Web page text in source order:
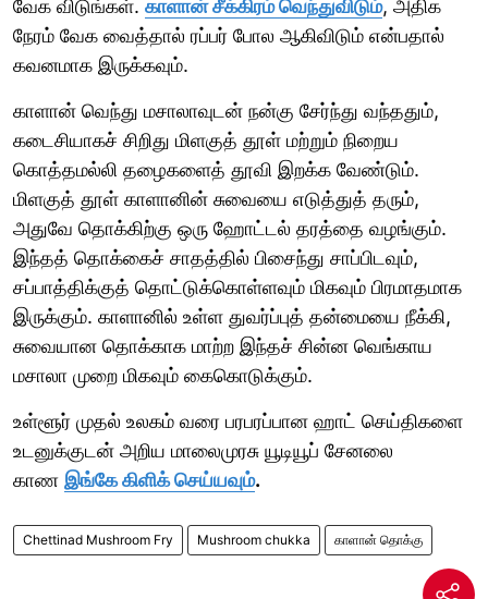
வேக விடுங்கள். காளான் சீக்கிரம் வெந்துவிடும், அதிக
நேரம் வேக வைத்தால் ரப்பர் போல ஆகிவிடும் என்பதால்
கவனமாக இருக்கவும்.
காளான் வெந்து மசாலாவுடன் நன்கு சேர்ந்து வந்ததும்,
கடைசியாகச் சிறிது மிளகுத் தூள் மற்றும் நிறைய
கொத்தமல்லி தழைகளைத் தூவி இறக்க வேண்டும்.
மிளகுத் தூள் காளானின் சுவையை எடுத்துத் தரும்,
அதுவே தொக்கிற்கு ஒரு ஹோட்டல் தரத்தை வழங்கும்.
இந்தத் தொக்கைச் சாதத்தில் பிசைந்து சாப்பிடவும்,
சப்பாத்திக்குத் தொட்டுக்கொள்ளவும் மிகவும் பிரமாதமாக
இருக்கும். காளானில் உள்ள துவர்ப்புத் தன்மையை நீக்கி,
சுவையான தொக்காக மாற்ற இந்தச் சின்ன வெங்காய
மசாலா முறை மிகவும் கைகொடுக்கும்.
உள்ளூர் முதல் உலகம் வரை பரபரப்பான ஹாட் செய்திகளை
உடனுக்குடன் அறிய மாலைமுரசு யூடியூப் சேனலை
காண இங்கே கிளிக் செய்யவும்.
Chettinad Mushroom Fry Mushroom chukka காளான் தொக்கு